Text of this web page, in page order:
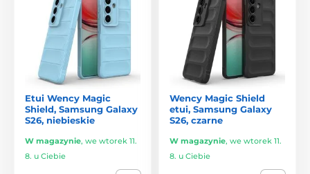
Etui Wency Magic
Shield, Samsung Galaxy
S26, niebieskie
W magazynie, we wtorek 11.
8. u Ciebie
Wency Magic Shield
etui, Samsung Galaxy
S26, czarne
W magazynie, we wtorek 11.
8. u Ciebie